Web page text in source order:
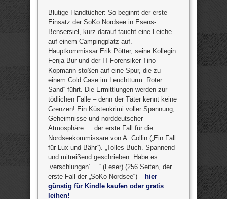
Blutige Handtücher: So beginnt der erste
Einsatz der SoKo Nordsee in Esens-
Bensersiel, kurz darauf taucht eine Leiche
auf einem Campingplatz auf.
Hauptkommissar Erik Pötter, seine Kollegin
Fenja Bur und der IT-Forensiker Tino
Kopmann stoßen auf eine Spur, die zu
einem Cold Case im Leuchtturm „Roter
Sand“ führt. Die Ermittlungen werden zur
tödlichen Falle – denn der Täter kennt keine
Grenzen! Ein Küstenkrimi voller Spannung,
Geheimnisse und norddeutscher
Atmosphäre … der erste Fall für die
Nordseekommissare von A. Collin („Ein Fall
für Lux und Bähr“). „Tolles Buch. Spannend
und mitreißend geschrieben. Habe es
‚verschlungen‘ …“ (Leser) (256 Seiten, der
erste Fall der „SoKo Nordsee“) – hier
günstig für Kindle kaufen oder gratis
leihen!